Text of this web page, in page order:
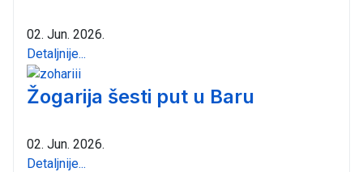
02. Jun. 2026.
Detaljnije...
Žogarija šesti put u Baru
02. Jun. 2026.
Detaljnije...